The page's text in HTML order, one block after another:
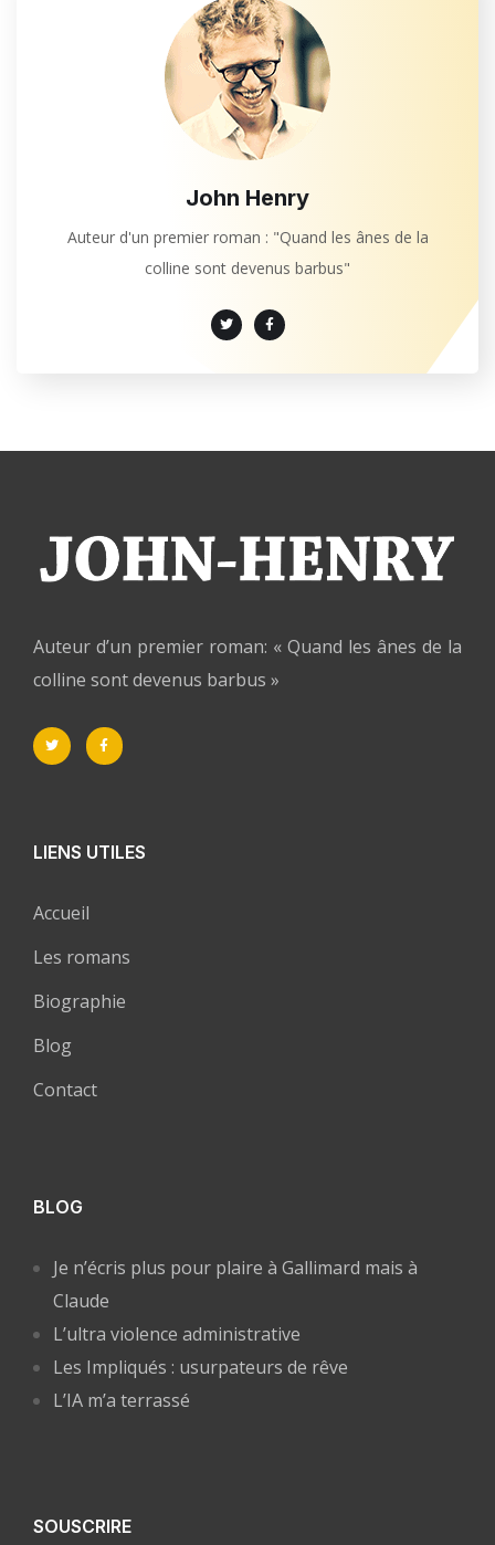
John Henry
Auteur d'un premier roman : "Quand les ânes de la
colline sont devenus barbus"
Auteur d’un premier roman: « Quand les ânes de la
colline sont devenus barbus »
LIENS UTILES
Accueil
Les romans
Biographie
Blog
Contact
BLOG
Je n’écris plus pour plaire à Gallimard mais à
Claude
L’ultra violence administrative
Les Impliqués : usurpateurs de rêve
L’IA m’a terrassé
SOUSCRIRE